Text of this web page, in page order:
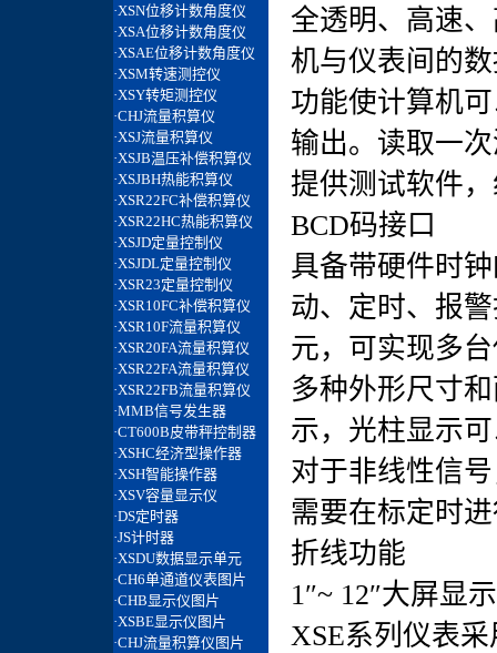
全透明、高速
机与仪表间的
功能使计算机
输出。读取一
提供测试软件
BCD码接口
具备带硬件时
动、定时、报
元，可实现多
多种外形尺寸
示，光柱显示
对于非线性信
需要在标定时
折线功能
1″~ 12″大屏显示
XSE系列仪表